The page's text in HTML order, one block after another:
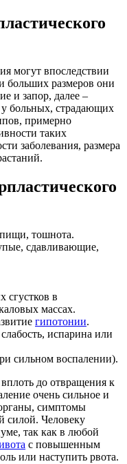
могут впоследствии
больших размеров они
и запор, далее –
больных, страдающих
примерно
таких
заболевания, размера
пищи, тошнота.
сдавливающие,
сгустков в
массах.
гипотонии.
испарина или
сильном воспалении).
до отвращения к
очень сильное и
симптомы
силой. Человеку
так как в любой
с повышенным
или наступить рвота.